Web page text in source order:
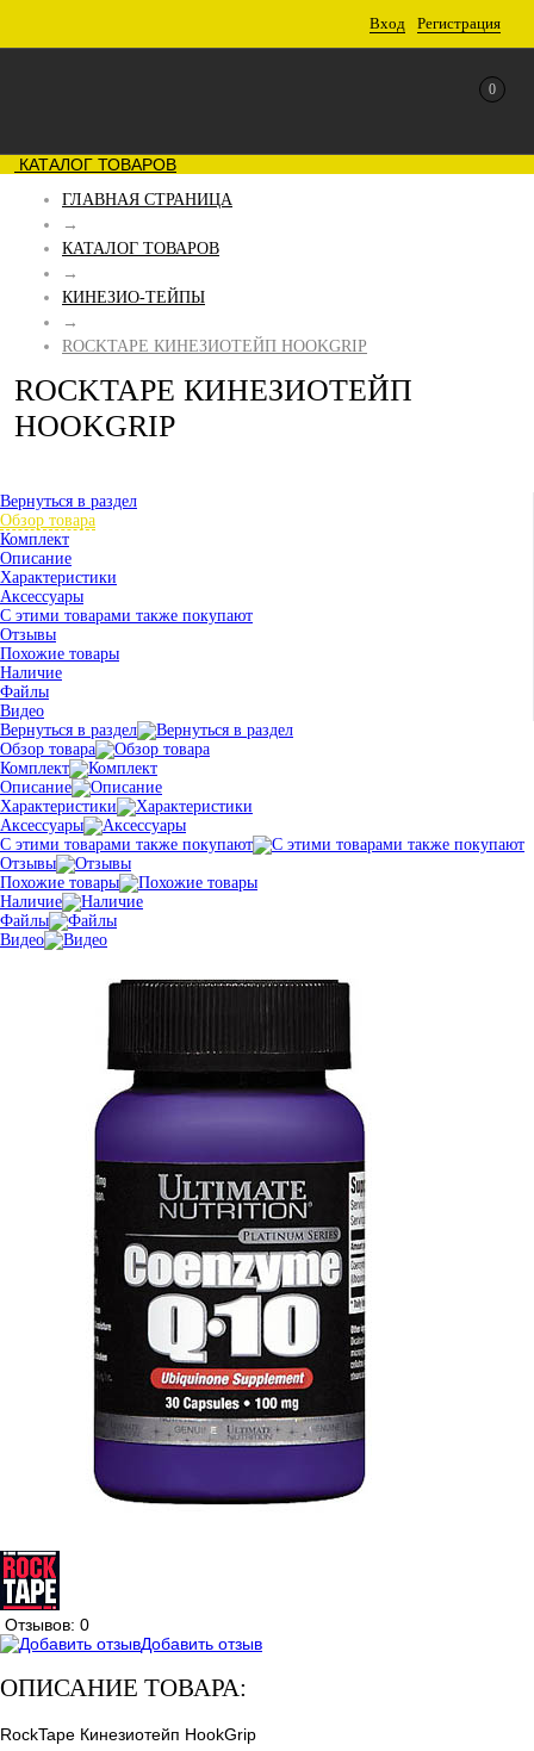
Вход Регистрация
0
КАТАЛОГ ТОВАРОВ
ГЛАВНАЯ СТРАНИЦА
→
КАТАЛОГ ТОВАРОВ
→
КИНЕЗИО-ТЕЙПЫ
→
ROCKTAPE КИНЕЗИОТЕЙП HOOKGRIP
ROCKTAPE КИНЕЗИОТЕЙП
HOOKGRIP
Вернуться в раздел
Обзор товара
Комплект
Описание
Характеристики
Аксессуары
С этими товарами также покупают
Отзывы
Похожие товары
Наличие
Файлы
Видео
Вернуться в раздел
Обзор товара
Комплект
Описание
Характеристики
Аксессуары
С этими товарами также покупают
Отзывы
Похожие товары
Наличие
Файлы
Видео
Отзывов: 0
Добавить отзыв
ОПИСАНИЕ ТОВАРА:
RockTape Кинезиотейп HookGrip